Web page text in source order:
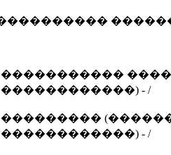
������
- /
- /